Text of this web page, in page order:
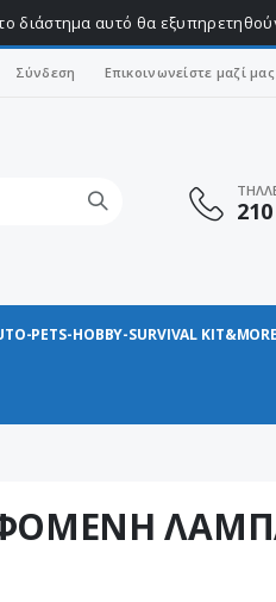
διάστημα αυτό θα
Σύνδεση Επικοινωνείστε μαζί μας
PETS-HOBBY-SURVIVAL KIT&MORE
ΛΑΜΠΑ